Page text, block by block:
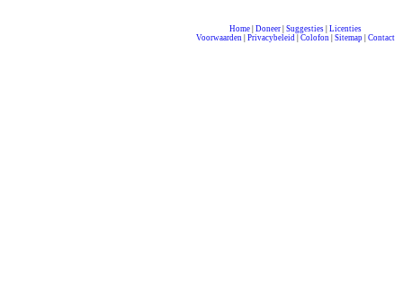
Home| Doneer| Suggesties| Licenties
Voorwaarden| Privacybeleid| Colofon| Sitemap| Contact